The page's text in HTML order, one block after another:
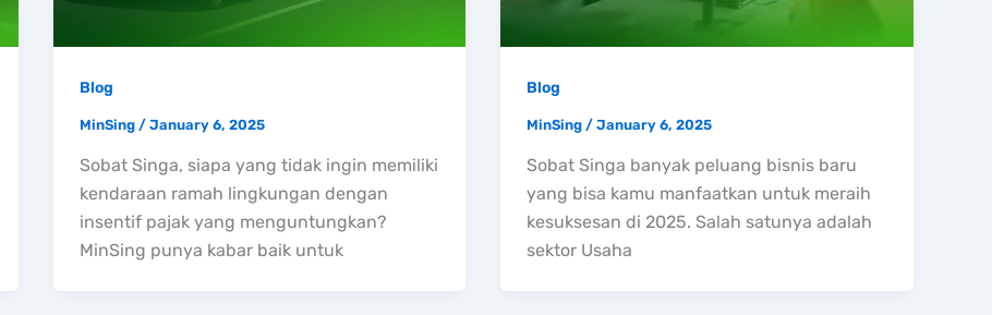
Blog
MinSing / January 6, 2025
Sobat Singa, siapa yang tidak ingin memiliki
kendaraan ramah lingkungan dengan
insentif pajak yang menguntungkan?
MinSing punya kabar baik untuk
Blog
MinSing /January 6, 2025
Sobat Singa banyak peluang bisnis baru
yang bisa kamu manfaatkan untuk meraih
kesuksesan di 2025. Salah satunya adalah
sektor Usaha